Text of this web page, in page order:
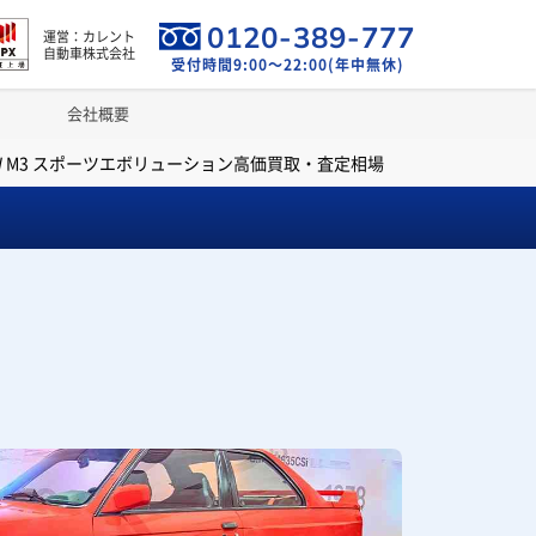
運営：カレント
自動車株式会社
0120-389-777
受付時間9:00～22:00(年中無休)
会社概要
M3 スポーツエボリューション高価買取・査定相場